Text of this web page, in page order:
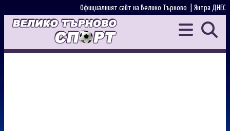
Янтра ДНЕС
Официалният сайт на Велико Търново |